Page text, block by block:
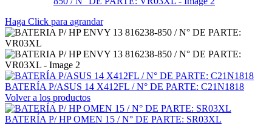
Haga Click para agrandar
BATERÍA P/ASUS 14 X412FL / N° DE PARTE: C21N1818
Volver a los productos
BATERÍA P/ HP OMEN 15 / N° DE PARTE: SR03XL